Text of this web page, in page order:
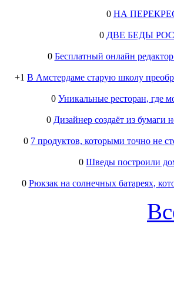
0 НА
0 ДВЕ БЕДЫ
0 Бесплатный онлайн
+1 В Амстердаме старую школу
0 Уникальные ресторан, где
0 Дизайнер создаёт из
0 7 продуктов, которыми точно не
0 Шведы построили
0 Рюкзак на солнечных батареях,